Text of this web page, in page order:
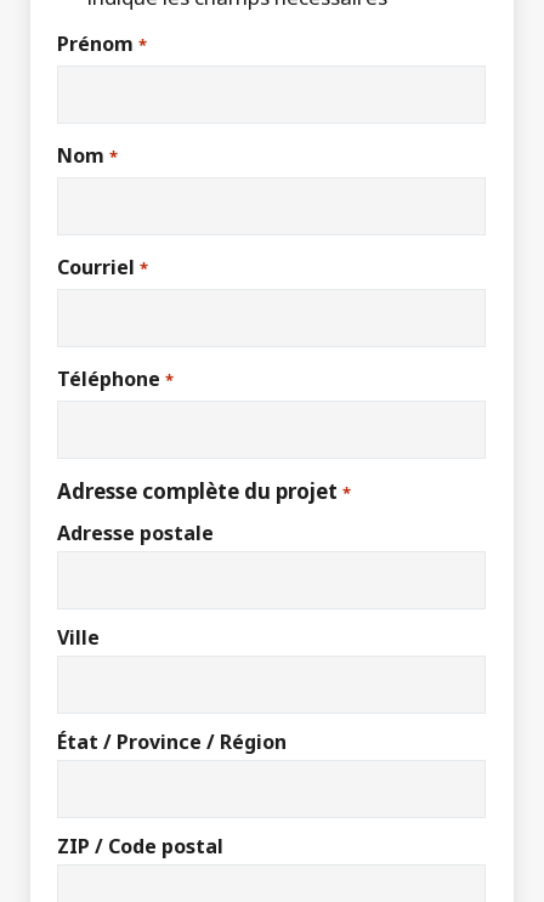
Prénom *
Nom *
Courriel *
Téléphone *
Adresse complète du projet *
Adresse postale
Ville
État / Province / Région
ZIP / Code postal